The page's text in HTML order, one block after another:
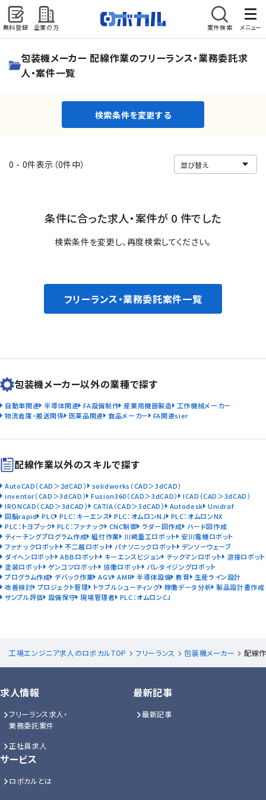
無料登録 企業の方 案件検索 メニュー
検索条件を変更する
包装機メーカー 配線作業のフリーランス・業務委託求
人・案件一覧
検索条件を変更する
0 - 0件表示（0件中）
条件に合った求人・案件が 0 件でした
検索条件を変更し、再度検索してください。
フリーランス・業務委託案件一覧
包装機メーカー以外の業種で探す
自動車関連 半導体関連 FA設備制作 産業用機器製造
工作機械メーカー
物流倉庫・搬送関係 医薬品関連 食品メーカー FA関連sier
配線作業以外のスキルで探す
AutoCAD（CAD＞2dCAD）
solidworks（CAD＞3dCAD）
inventor（CAD＞3dCAD） Fusion360（CAD＞3dCAD）
ICAD（CAD＞3dCAD）
IRONCAD（CAD＞3dCAD）
CATIA（CAD＞3dCAD） Autodesk Unidraf
図脳rapid PLC PLC：キーエンス PLC：オムロンNJ
PLC：オムロンNX
PLC：トヨプック PLC：ファナック CNC制御 ラダー図作成
ハード図作成
ティーチングプログラム作成 組付作業 川崎重工ロボット 安川電機ロボット
ファナックロボット
不二越ロボット パナソニックロボット デンソーウェーブ
ダイヘンロボット ABBロボット キーエンスビジョン テックマンロボット 溶接ロボット
塗装ロボット ゲンコツロボット 協働ロボット
パレタイジングロボット
プログラム作成 デバック作業 AGV AMR 半導体設備 教育 生産ライン設計
改善検討 プロジェクト管理 トラブルシューティング 稼働データ分析 製品設計書作成
サンプル評価 設備保守 現場管理者 PLC：オムロンCJ
工場エンジニア求人のロボカルTOP フリーランス 包装機メーカー 配線
求人情報
フリーランス求人・
業務委託案件
正社員求人
最新記事
最新記事
サービス
ロボカルとは